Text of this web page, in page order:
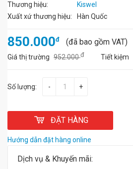
Thương hiệu:
Kiswel
Xuất xứ thương hiệu:
Hàn Quốc
850.000đ (đã bao gồm VAT)
Giá thị trường 952.000đ Tiết kiệm
Số lượng: - +
ĐẶT HÀNG
Hướng dẫn đặt hàng online
Dịch vụ & Khuyến mãi: